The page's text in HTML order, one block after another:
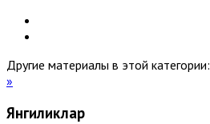
Другие материалы в этой категории:
»
Янгиликлар